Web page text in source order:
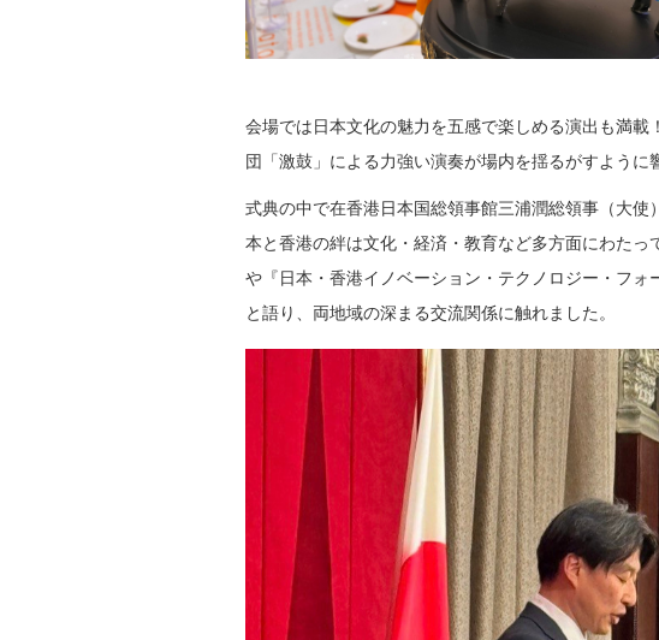
会場では日本文化の魅力を五感で楽しめる演出も満
団「激鼓」による力強い演奏が場内を揺るがすように
式典の中で在香港日本国総領事館三浦潤総領事（大
本と香港の絆は文化・経済・教育など多方面にわたっ
や『日本・香港イノベーション・テクノロジー・フォ
と語り、両地域の深まる交流関係に触れました。